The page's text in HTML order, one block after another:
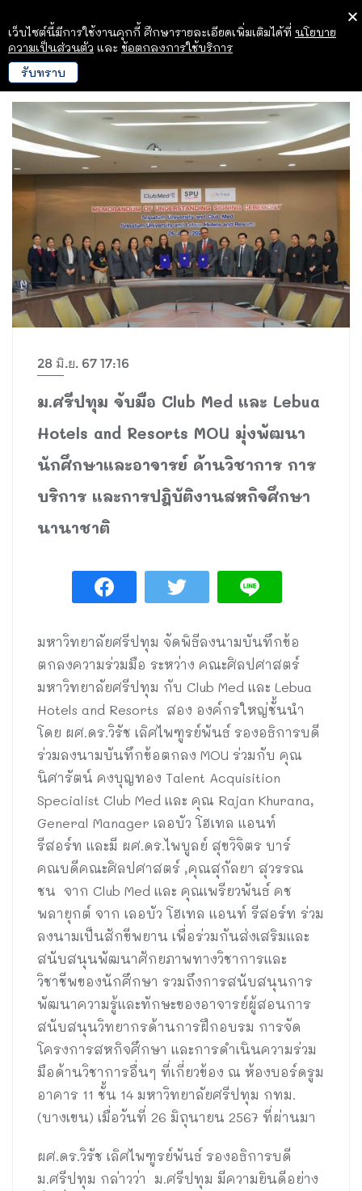
28 มิ.ย. 67 17:16
ม.ศรีปทุม จับมือ Club Med และ Lebua
Hotels and Resorts MOU มุ่งพัฒนา
นักศึกษาและอาจารย์ ด้านวิชาการ การ
บริการ และการปฎิบัติงานสหกิจศึกษา
นานาชาติ
มหาวิทยาลัยศรีปทุม จัดพิธีลงนามบันทึกข้อ
ตกลงความร่วมมือ ระหว่าง คณะศิลปศาสตร์
มหาวิทยาลัยศรีปทุม กับ Club Med และ Lebua
Hotels and Resorts สอง องค์กรใหญ่ชั้นนำ
โดย ผศ.ดร.วิรัช เลิศไพฑูรย์พันธ์ รองอธิการบดี
ร่วมลงนามบันทึกข้อตกลง MOU ร่วมกับ คุณ
นิศารัตน์ คงบุญทอง Talent Acquisition
Specialist Club Med และ คุณ Rajan Khurana,
General Manager เลอบัว โฮเทล แอนท์
รีสอร์ท และมี ผศ.ดร.ไพบูลย์ สุขวิจิตร บาร์
คณบดีคณะศิลปศาสตร์ ,คุณสุกัลยา สุวรรณ
ชน จาก Club Med และ คุณเพรียวพันธ์ คช
พลายุกต์ จาก เลอบัว โฮเทล แอนท์ รีสอร์ท ร่วม
ลงนามเป็นสักขีพยาน เพื่อร่วมกันส่งเสริมและ
สนับสนุนพัฒนาศักยภาพทางวิชาการและ
วิชาชีพของนักศึกษา รวมถึงการสนับสนุนการ
พัฒนาความรู้และทักษะของอาจารย์ผู้สอนการ
สนับสนุนวิทยากรด้านการฝึกอบรม การจัด
โครงการสหกิจศึกษา และการดำเนินความร่วม
มือด้านวิชาการอื่นๆ ที่เกี่ยวข้อง ณ ห้องบอร์ดรูม
อาคาร 11 ชั้น 14 มหาวิทยาลัยศรีปทุม กทม.
(บางเขน) เมื่อวันที่ 26 มิถุนายน 2567 ที่ผ่านมา
ผศ.ดร.วิรัช เลิศไพฑูรย์พันธ์ รองอธิการบดี
ม.ศรีปทุม กล่าวว่า ม.ศรีปทุม มีความยินดีอย่าง
เว็บไซต์นี้มีการใช้งานคุกกี้ ศึกษารายละเอียดเพิ่มเติมได้ที่ นโยบาย
ความเป็นส่วนตัว และ ข้อตกลงการใช้บริการ
รับทราบ